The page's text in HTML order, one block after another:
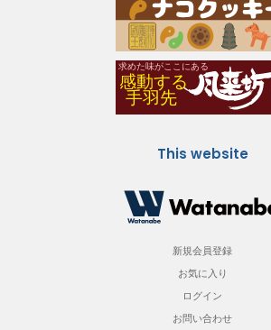
This website
新規会員登録
お気に入り
ログイン
お問い合わせ